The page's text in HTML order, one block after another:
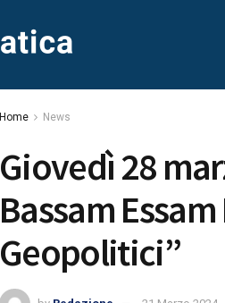
Home News
Giovedì 28
Bassam
Geopolitici”